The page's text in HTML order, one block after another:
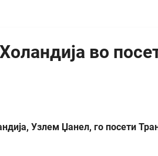
во
Узлем Џанел, го посети